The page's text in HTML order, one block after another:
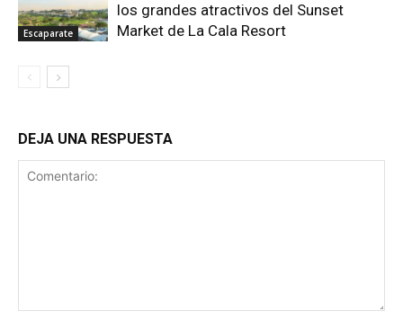
Escaparate
los grandes atractivos del Sunset
Market de La Cala Resort
DEJA UNA RESPUESTA